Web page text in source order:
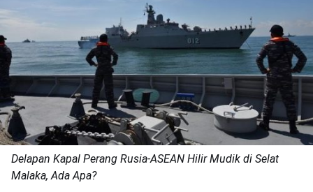
Delapan Kapal Perang Rusia-ASEAN Hilir Mudik di Selat
Malaka, Ada Apa?